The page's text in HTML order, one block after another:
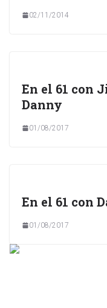
02/11/2014
En el 61 con
Danny
01/08/2017
En el 61 con
01/08/2017